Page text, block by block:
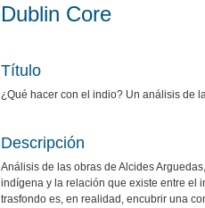
Dublin Core
Título
¿Qué hacer con el indio? Un análisis de
Descripción
Análisis de las obras de Alcides
indígena y la relación que existe entre el
trasfondo es, en realidad, encubrir una